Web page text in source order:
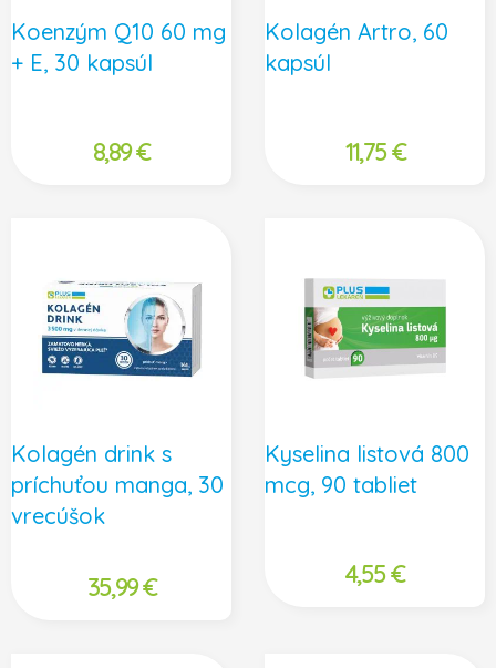
Koenzým Q10 60 mg
+ E, 30 kapsúl
8,89€
Kolagén Artro, 60
kapsúl
11,75€
Kolagén drink s
príchuťou manga, 30
vrecúšok
35,99€
Kyselina listová 800
mcg, 90 tabliet
4,55€